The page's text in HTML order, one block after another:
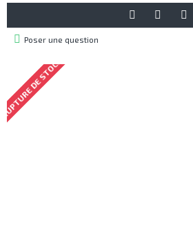
Poser une question
DE STOCK